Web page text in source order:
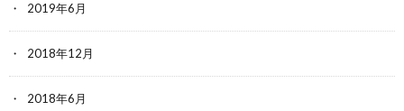
2019年6月
2018年12月
2018年6月